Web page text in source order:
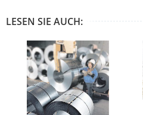
LESEN SIE AUCH: